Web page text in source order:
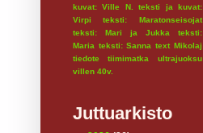
kuvat: Ville N.
teksti ja kuvat:
Virpi
teksti: Maratonseisojat
teksti: Mari ja Jukka
teksti:
Maria teksti: Sanna text Mikolaj
tiedote
tiimimatka
ultrajuoksu
villen 40v.
Juttuarkisto